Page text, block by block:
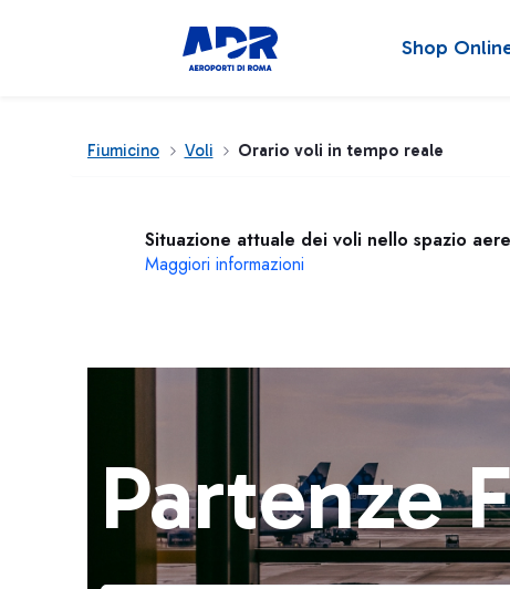
Shop
Fiumicino Voli Orario voli in tempo reale
Situazione attuale dei voli nello spazio
Maggiori informazioni
Partenze